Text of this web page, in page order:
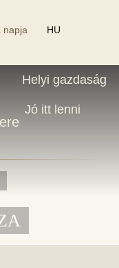
napja
HU
Helyi gazdaság
Jó itt lenni